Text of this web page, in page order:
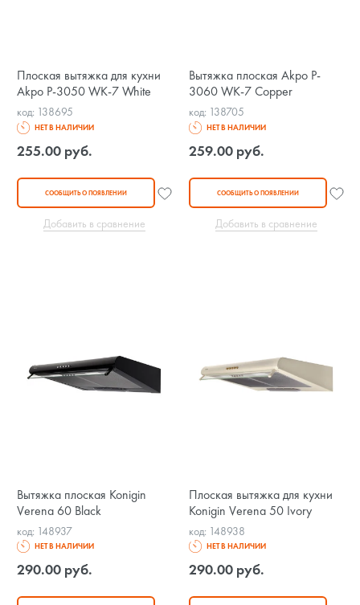
Плоская вытяжка для кухни
Akpo P-3050 WK-7 White
код: 138695
НЕТ В НАЛИЧИИ
255.00 руб.
СООБЩИТЬ О ПОЯВЛЕНИИ
Добавить в сравнение
Вытяжка плоская Akpo P-
3060 WK-7 Copper
код: 138705
НЕТ В НАЛИЧИИ
259.00 руб.
СООБЩИТЬ О ПОЯВЛЕНИИ
Добавить в сравнение
Вытяжка плоская Konigin
Verena 60 Black
код: 148937
НЕТ В НАЛИЧИИ
290.00 руб.
Плоская вытяжка для кухни
Konigin Verena 50 Ivory
код: 148938
НЕТ В НАЛИЧИИ
290.00 руб.